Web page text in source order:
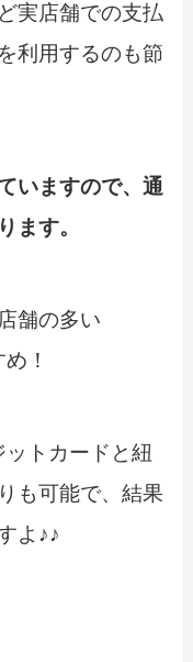
実店舗での支払
利用するのも節
いますので、通
ます。
舗の多い
！
ットカードと紐
も可能で、結果
よ♪♪